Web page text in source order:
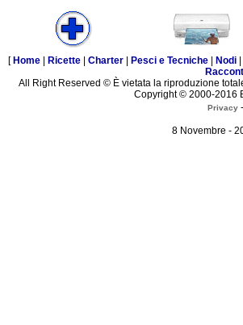
[ Home Ricette Charter Pesci e Tecniche Nodi
All Right Reserved © È vietata la riproduzione
Copyright © 2000-2016
Privacy -
8 Novembre -